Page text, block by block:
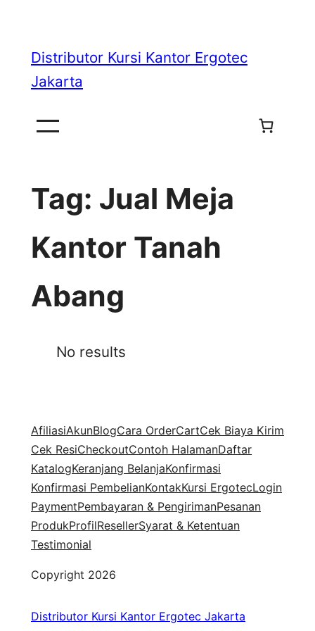
content
Distributor Kursi Kantor Ergotec
Jakarta
Tag: Jual Meja
Kantor Tanah
Abang
No results
AfiliasiAkunBlogCara OrderCartCek Biaya Kirim
Cek ResiCheckoutContoh HalamanDaftar
KatalogKeranjang BelanjaKonfirmasi
Konfirmasi PembelianKontakKursi ErgotecLogin
PaymentPembayaran & PengirimanPesanan
ProdukProfilResellerSyarat & Ketentuan
Testimonial
Copyright 2026
Distributor Kursi Kantor Ergotec Jakarta